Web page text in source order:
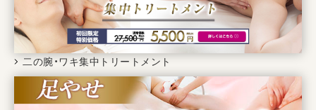
二の腕・ワキ集中トリートメント